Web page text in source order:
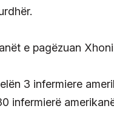
3 infermiere
infermierë